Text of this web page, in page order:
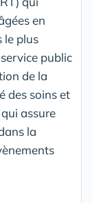
en
le plus
public
de la
des soins et
assure
la